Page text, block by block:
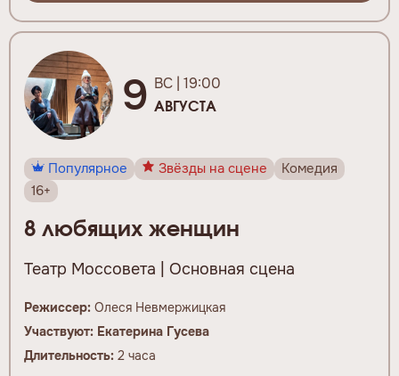
9 ВС | 19:00
АВГУСТА
Популярное Звёзды на сцене
Комедия
16+
8 любящих женщин
Театр Моссовета | Основная сцена
Режиссер: Олеся Невмержицкая
Участвуют: Екатерина Гусева
Длительность: 2 часа